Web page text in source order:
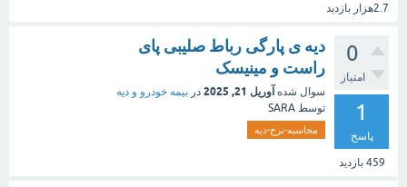
2.7هزار بازدید
0
امتیاز
1
پاسخ
459 بازدید
دیه ی پارگی رباط صلیبی پای
راست و مینیسک
سوال شده آوریل 21, 2025 در بیمه خودرو و دیه
توسط SARA
محاسبه-نرخ-دیه